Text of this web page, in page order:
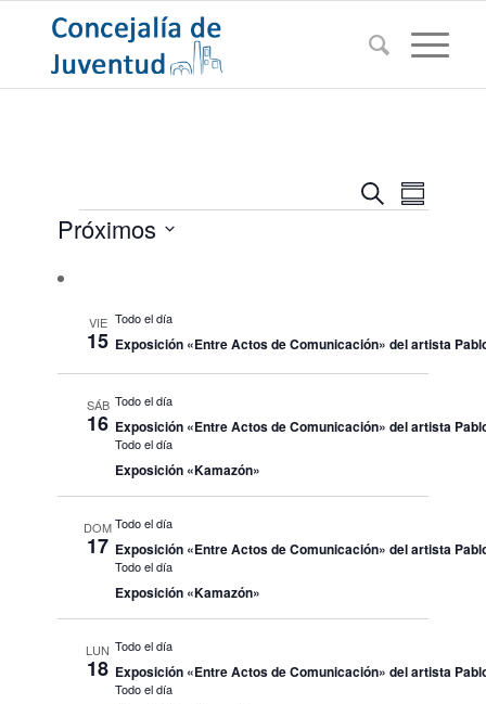
de
Eventos
Buscar
de
Resumen
Eventos
Próximos
fecha.
VIE
15
Todo el día
Exposición «Entre Actos de Comunicación» del artista
SÁB
16
Todo el día
Exposición «Entre Actos de Comunicación» del artista
Todo el día
Exposición «Kamazón»
DOM
17
Todo el día
Exposición «Entre Actos de Comunicación» del artista
Todo el día
Exposición «Kamazón»
LUN
18
Todo el día
Exposición «Entre Actos de Comunicación» del artista
Todo el día